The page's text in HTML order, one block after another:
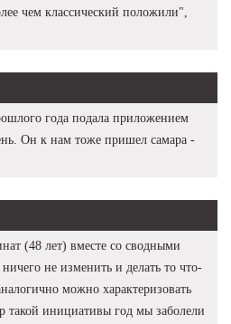
чем классический положили",
года подала приложением
Он к нам тоже пришел самара -
(48 лет) вместе со сводными
не изменить и делать то что-
можно характеризовать
такой инициативы год мы заболели